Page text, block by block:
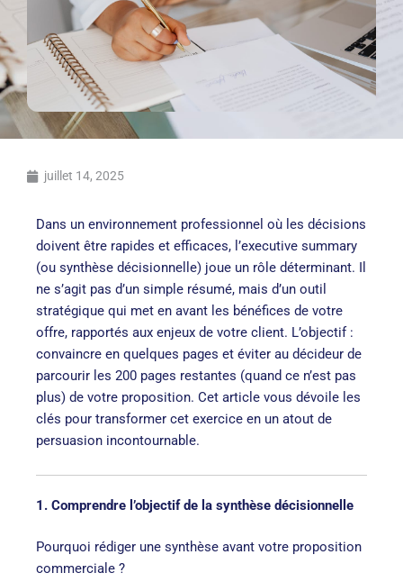
juillet 14, 2025
Dans un environnement professionnel où les décisions
doivent être rapides et efficaces, l’executive summary
(ou synthèse décisionnelle) joue un rôle déterminant. Il
ne s’agit pas d’un simple résumé, mais d’un outil
stratégique qui met en avant les bénéfices de votre
offre, rapportés aux enjeux de votre client. L’objectif :
convaincre en quelques pages et éviter au décideur de
parcourir les 200 pages restantes (quand ce n’est pas
plus) de votre proposition. Cet article vous dévoile les
clés pour transformer cet exercice en un atout de
persuasion incontournable.
1. Comprendre l’objectif de la synthèse décisionnelle
Pourquoi rédiger une synthèse avant votre proposition
commerciale ?